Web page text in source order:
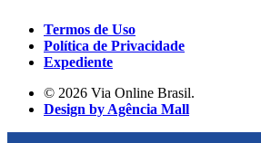
Termos de Uso
Política de Privacidade
Expediente
© 2026 Via Online Brasil.
Design by Agência Mall